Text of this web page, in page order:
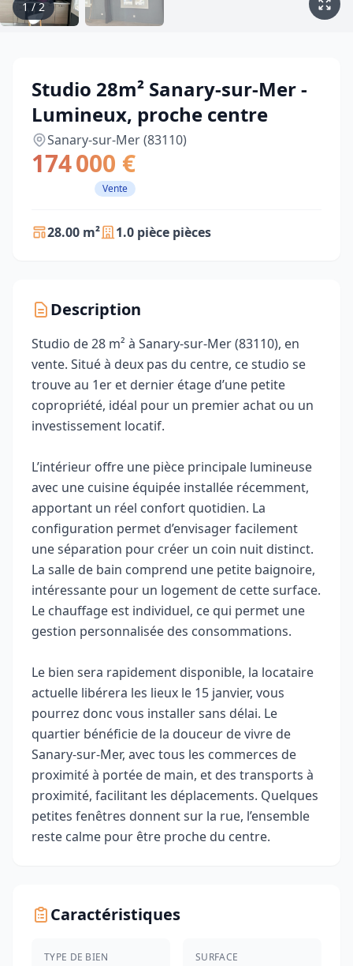
1/2
Studio 28m² Sanary-sur-Mer -
Lumineux, proche centre
Sanary-sur-Mer (83110)
174 000 €
Vente
28.00 m² 1.0 pièce pièces
Description
Studio de 28 m² à Sanary-sur-Mer (83110), en
vente. Situé à deux pas du centre, ce studio se
trouve au 1er et dernier étage d’une petite
copropriété, idéal pour un premier achat ou un
investissement locatif.
L’intérieur offre une pièce principale lumineuse
avec une cuisine équipée installée récemment,
apportant un réel confort quotidien. La
configuration permet d’envisager facilement
une séparation pour créer un coin nuit distinct.
La salle de bain comprend une petite baignoire,
intéressante pour un logement de cette surface.
Le chauffage est individuel, ce qui permet une
gestion personnalisée des consommations.
Le bien sera rapidement disponible, la locataire
actuelle libérera les lieux le 15 janvier, vous
pourrez donc vous installer sans délai. Le
quartier bénéficie de la douceur de vivre de
Sanary-sur-Mer, avec tous les commerces de
proximité à portée de main, et des transports à
proximité, facilitant les déplacements. Quelques
petites fenêtres donnent sur la rue, l’ensemble
reste calme pour être proche du centre.
Caractéristiques
TYPE DE BIEN SURFACE